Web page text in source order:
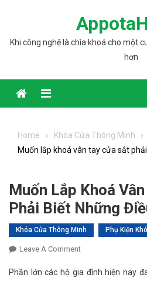
Khi công nghệ là chìa khoá cho một
hơn
Home
Khóa Cửa Thông Minh
Muốn lắp khoá vân tay cửa sắt
Muốn Lắp Khoá
Phải Biết Những
Khóa Cửa Thông Minh Phụ Kiện
Leave A Comment
Phần lớn các hộ gia đình hiện nay